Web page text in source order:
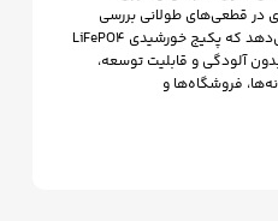
در قطعی‌های طولانی بررسی
شده‌اند. جدول تحلیلی نشان می‌دهد که پکیج خورشیدی LiFePO4
بدون آلودگی و قابلیت توسعه،
فروشگاه‌ها و